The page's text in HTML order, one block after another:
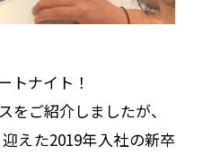
トナイト！
をご紹介しましたが、
えた2019年入社の新卒